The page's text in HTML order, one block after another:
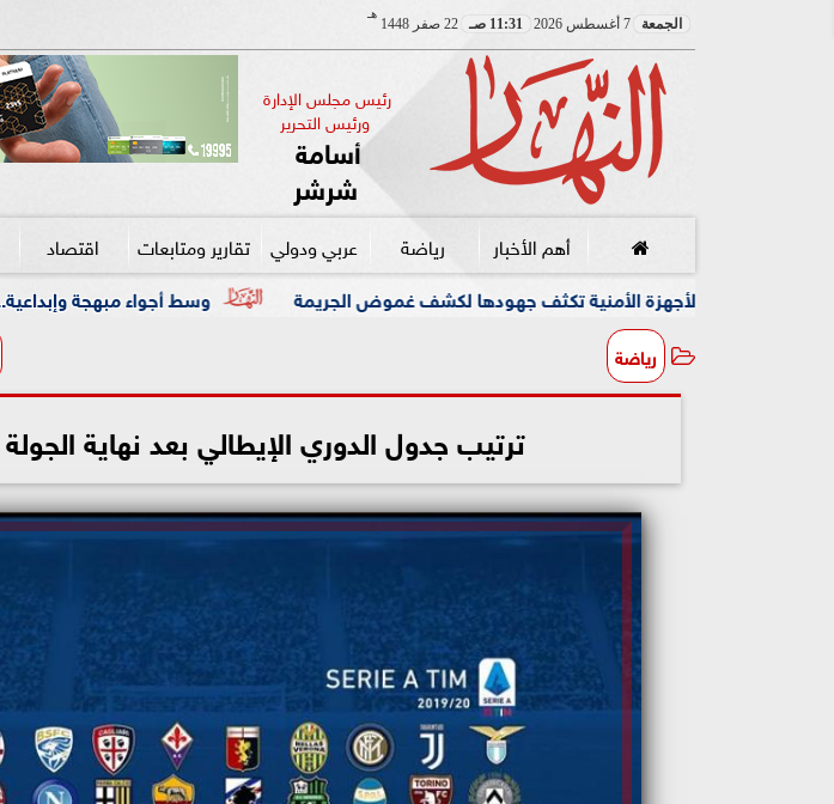
الجمعة 7 أغسطس 2026 11:31 صـ 22 صفر 1448
هـ
رئيس مجلس الإدارة
ورئيس التحرير
أسامة
شرشر
أهم الأخبار رياضة عربي ودولي تقارير ومتابعات اقتصاد
وسط أجواء مبهجة وإبداعية.. مهرجان ترفيهي الأمنية تكثف جهودها لكشف غموض الجريمة
رياضة
ترتيب جدول الدوري الإيطالي بعد نهاية